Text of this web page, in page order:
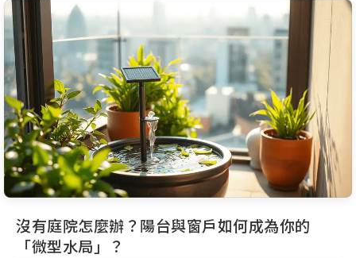
沒有庭院怎麼辦？陽台與窗戶如何成為你的
「微型水局」？